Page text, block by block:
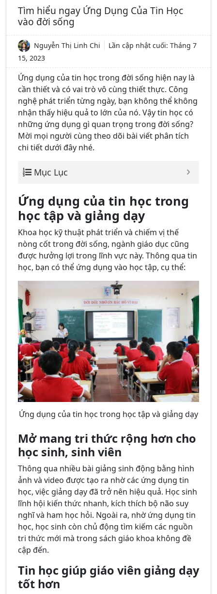
Tìm hiểu ngay Ứng Dụng Của Tin Học
vào đời sống
Nguyễn Thị Linh Chi Lần cập nhật cuối: Tháng 7
15, 2023
Ứng dụng của tin học trong đời sống hiện nay là
cần thiết và có vai trò vô cùng thiết thực. Công
nghệ phát triển từng ngày, bạn không thể không
nhận thấy hiệu quả to lớn của nó. Vậy tin học có
những ứng dụng gì quan trọng trong đời sống?
Mời mọi người cùng theo dõi bài viết phân tích
chi tiết dưới đây nhé.
Mục Lục
Ứng dụng của tin học trong
học tập và giảng dạy
Khoa học kỹ thuật phát triển và chiếm vị thế
nòng cốt trong đời sống, ngành giáo dục cũng
được hưởng lợi trong lĩnh vực này. Thông qua tin
học, bạn có thể ứng dụng vào học tập, cụ thể:
Ứng dụng của tin học trong học tập và giảng dạy
Mở mang tri thức rộng hơn cho
học sinh, sinh viên
Thông qua nhiều bài giảng sinh động bằng hình
ảnh và video được tạo ra nhờ các ứng dụng tin
học, việc giảng dạy đã trở nên hiệu quả. Học sinh
lĩnh hội kiến thức nhanh, kích thích bộ não suy
nghĩ và ham học hỏi. Ngoài ra, nhờ ứng dụng tin
học, học sinh còn chủ động tìm kiếm các nguồn
tri thức mới mà trong sách giáo khoa không đề
cập đến.
Tin học giúp giáo viên giảng dạy
tốt hơn